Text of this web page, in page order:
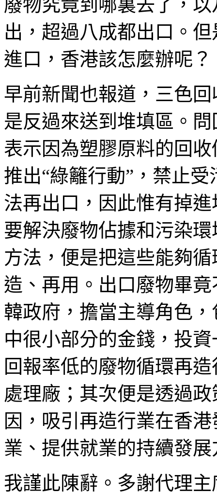
廢物究竟到哪裏去了，
出，超過八成都出口。
進口，香港該怎麼辦呢？
早前新聞也報道，三色
是反過來送到堆填區。
表示因為塑膠原料的回
推出“綠籬行動”，禁止
法再出口，因此惟有掉
要解決廢物佔據和污染
方法，便是把這些能夠
造、再用。出口廢物畢
韓政府，擔當主導角色
中很小部分的金錢，投
回報率低的廢物循環再
處理廠；其次便是透過
因，吸引再造行業在香
業、提供就業的持續發
我謹此陳辭。多謝代理主